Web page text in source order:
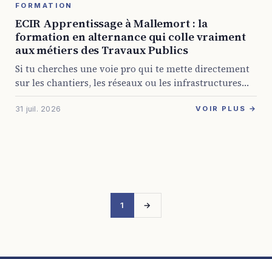
FORMATION
ECIR Apprentissage à Mallemort : la
formation en alternance qui colle vraiment
aux métiers des Travaux Publics
Si tu cherches une voie pro qui te mette directement
sur les chantiers, les réseaux ou les infrastructures
sans passer par des détours inutiles, ECIR
Apprentissage mérite qu’on s’y penche ...
31 juil. 2026 VOIR PLUS →
1 →